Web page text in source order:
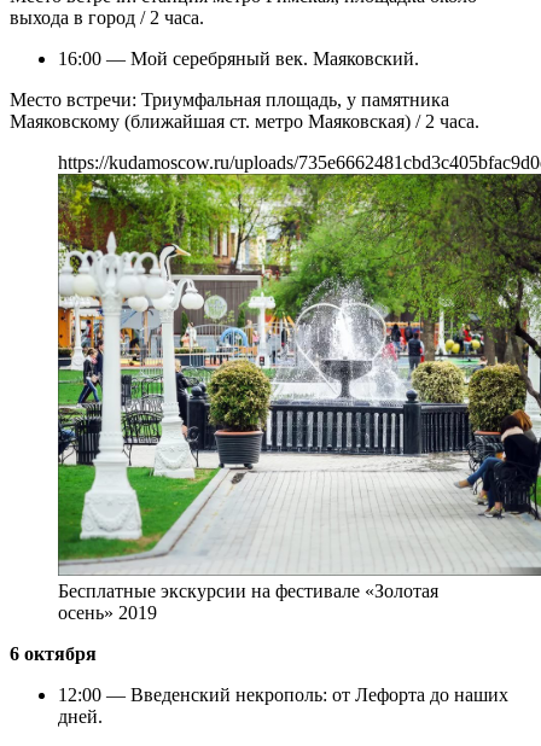
выхода в город / 2 часа.
16:00 — Мой серебряный век. Маяковский.
Место встречи: Триумфальная площадь, у памятника
Маяковскому (ближайшая ст. метро Маяковская) / 2 часа.
https://kudamoscow.ru/uploads/
Бесплатные экскурсии на фестивале «Золотая
осень» 2019
6 октября
12:00 — Введенский некрополь: от Лефорта до наших
дней.